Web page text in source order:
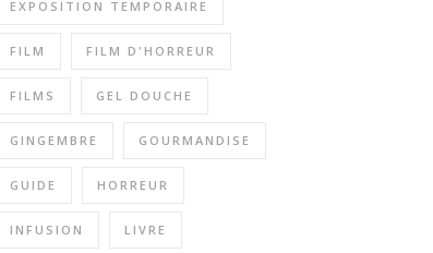
EXPOSITION TEMPORAIRE
FILM FILM D'HORREUR
FILMS GEL DOUCHE
GINGEMBRE GOURMANDISE
GUIDE HORREUR
INFUSION LIVRE